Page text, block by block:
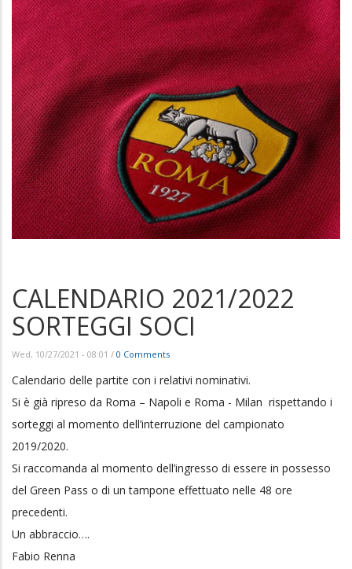
CALENDARIO 2021/2022
SORTEGGI SOCI
Wed, 10/27/2021 - 08:01 / 0 Comments
Calendario delle partite con i relativi nominativi.
Si è già ripreso da Roma – Napoli e Roma - Milan rispettando i
sorteggi al momento dell’interruzione del campionato
2019/2020.
Si raccomanda al momento dell’ingresso di essere in possesso
del Green Pass o di un tampone effettuato nelle 48 ore
precedenti.
Un abbraccio….
Fabio Renna